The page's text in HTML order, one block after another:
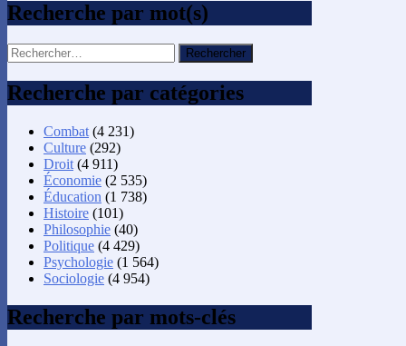
Recherche par mot(s)
Rechercher :
Recherche par catégories
Combat (4 231)
Culture (292)
Droit (4 911)
Économie (2 535)
Éducation (1 738)
Histoire (101)
Philosophie (40)
Politique (4 429)
Psychologie (1 564)
Sociologie (4 954)
Recherche par mots-clés